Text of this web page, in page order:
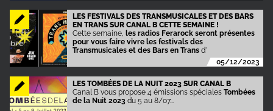
LES FESTIVALS DES TRANSMUSICALES ET DES BARS
EN TRANS SUR CANAL B CETTE SEMAINE !
Cette semaine, les radios Ferarock seront présentes
pour vous faire vivre les festivals des
Transmusicales et des Bars en Trans d'
05/12/2023
LES TOMBÉES DE LA NUIT 2023 SUR CANAL B
Canal B vous propose 4 émissions spécialesTombées
de la Nuit 2023 du 5 au 8/07...